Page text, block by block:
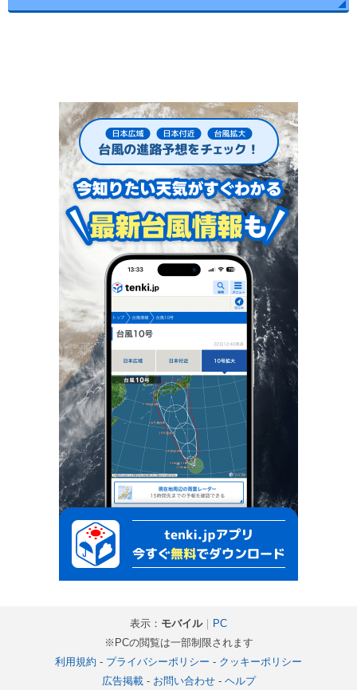
表示： モバイル｜ PC
※PCの閲覧は一部制限されます
利用規約 - プライバシーポリシー - クッキーポリシー
広告掲載- お問い合わせ- ヘルプ